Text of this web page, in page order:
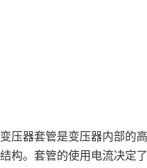
变压器套管是变压器内部的
结构。套管的使用电流决定